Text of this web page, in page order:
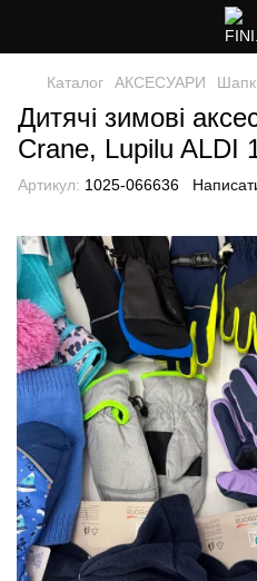
Каталог АКСЕСУАРИ
Дитячі зимові
Crane, Lupilu ALDI
Артикул: 1025-066636